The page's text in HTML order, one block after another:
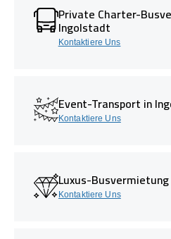
Private Charter-
Ingolstadt
Kontaktiere Uns
Event-Transport in
Kontaktiere Uns
Luxus-
Kontaktiere Uns